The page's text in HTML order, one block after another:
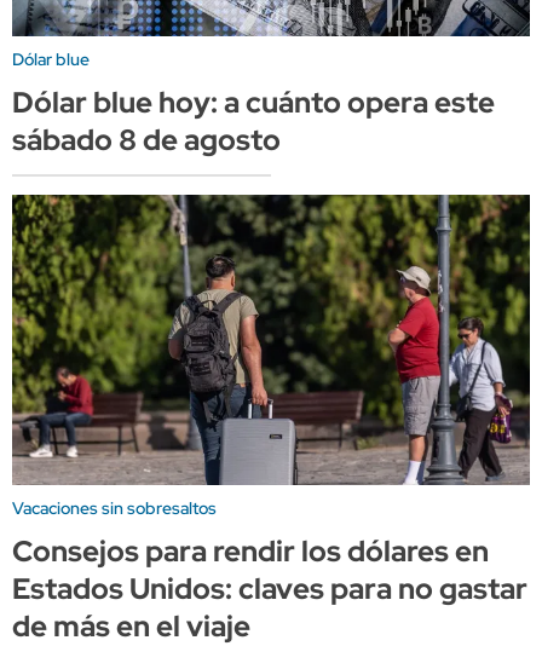
Dólar blue
Dólar blue hoy: a cuánto opera este
sábado 8 de agosto
Vacaciones sin sobresaltos
Consejos para rendir los dólares en
Estados Unidos: claves para no gastar
de más en el viaje